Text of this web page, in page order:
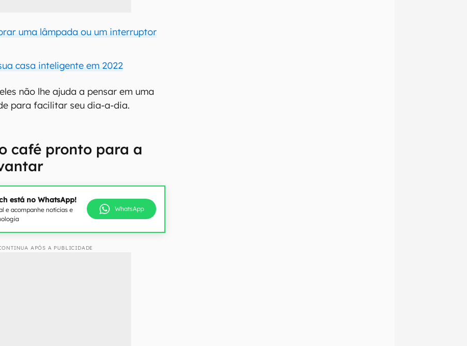
uma lâmpada ou um interruptor
casa inteligente em 2022
não lhe ajuda a pensar em uma
para facilitar seu dia-a-dia.
café pronto para a
está no WhatsApp!
e acompanhe notícias e
WhatsApp
APÓS A PUBLICIDADE